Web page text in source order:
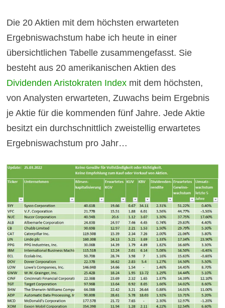
Die 20 Aktien mit dem höchsten erwarteten
Ergebniswachstum habe ich heute in einer
übersichtlichen Tabelle zusammengefasst. Sie
besteht aus 20 amerikanischen Aktien des
Dividenden Aristokraten Indexmit dem höchsten,
von Analysten erwarteten, Zuwachs beim Ergebnis
je Aktie für die kommenden fünf Jahre. Jede Aktie
besitzt ein durchschnittlich zweistellig erwartetes
Ergebniswachstum pro Jahr…